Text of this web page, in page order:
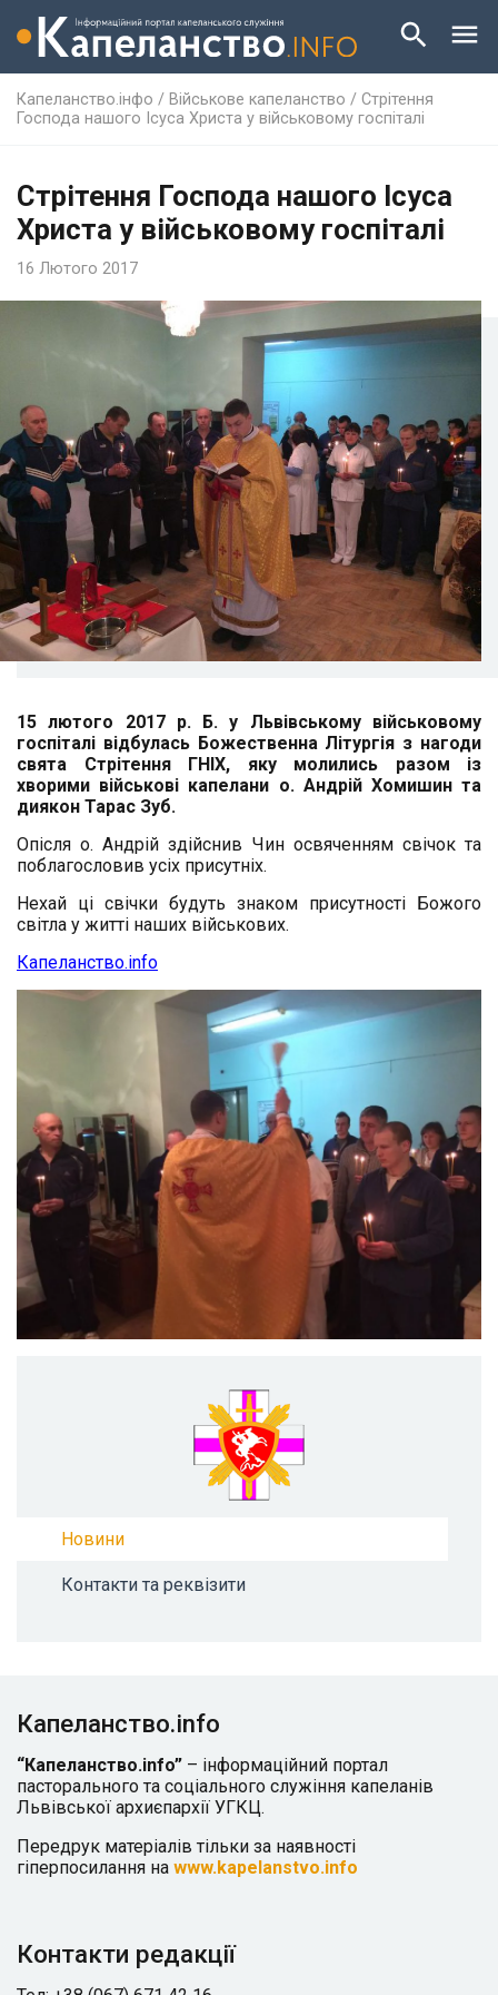
Капеланство.інфо / Військове капеланство / Стрітення
Господа нашого Ісуса Христа у військовому госпіталі
Стрітення Господа нашого Ісуса
Христа у військовому госпіталі
16 Лютого 2017
15 лютого 2017 р. Б. у Львівському військовому
госпіталі відбулась Божественна Літургія з нагоди
свята Стрітення ГНІХ, яку молились разом із
хворими військові капелани о. Андрій Хомишин та
диякон Тарас Зуб.
Опісля о. Андрій здійснив Чин освяченням свічок та
поблагословив усіх присутніх.
Нехай ці свічки будуть знаком присутності Божого
світла у житті наших військових.
Капеланство.info
Новини
Контакти та реквізити
Капеланство.info
“Капеланство.info” – інформаційний портал
пасторального та соціального служіння капеланів
Львівської архиєпархії УГКЦ.
Передрук матеріалів тільки за наявності
гіперпосилання на www.kapelanstvo.info
Контакти редакції